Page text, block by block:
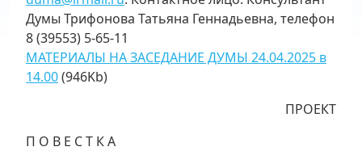
Думы Трифонова Татьяна Геннадьевна, телефон
8 (39553) 5-65-11
МАТЕРИАЛЫ НА ЗАСЕДАНИЕ ДУМЫ 24.04.2025 в
14.00(946Kb)
ПРОЕКТ
П О В Е С Т К А